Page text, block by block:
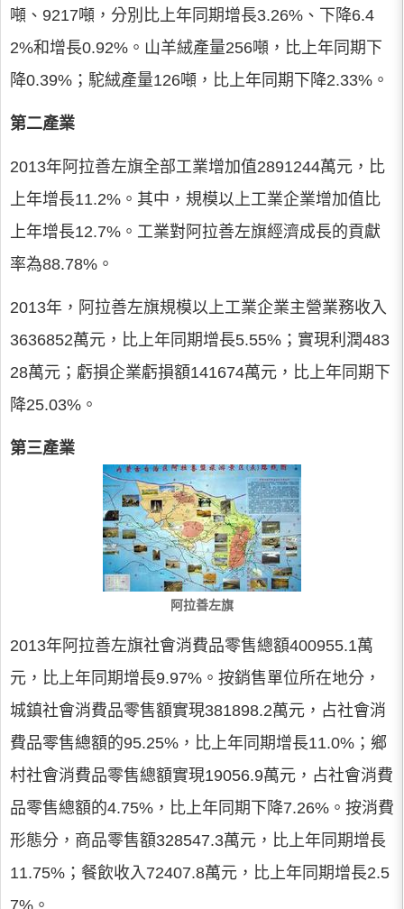
噸、9217噸，分別比上年同期增長3.26%、下降6.4
2%和增長0.92%。山羊絨產量256噸，比上年同期下
降0.39%；駝絨產量126噸，比上年同期下降2.33%。
第二產業
2013年阿拉善左旗全部工業增加值2891244萬元，比
上年增長11.2%。其中，規模以上工業企業增加值比
上年增長12.7%。工業對阿拉善左旗經濟成長的貢獻
率為88.78%。
2013年，阿拉善左旗規模以上工業企業主營業務收入
3636852萬元，比上年同期增長5.55%；實現利潤483
28萬元；虧損企業虧損額141674萬元，比上年同期下
降25.03%。
第三產業
阿拉善左旗
2013年阿拉善左旗社會消費品零售總額400955.1萬
元，比上年同期增長9.97%。按銷售單位所在地分，
城鎮社會消費品零售額實現381898.2萬元，占社會消
費品零售總額的95.25%，比上年同期增長11.0%；鄉
村社會消費品零售總額實現19056.9萬元，占社會消費
品零售總額的4.75%，比上年同期下降7.26%。按消費
形態分，商品零售額328547.3萬元，比上年同期增長
11.75%；餐飲收入72407.8萬元，比上年同期增長2.5
7%。